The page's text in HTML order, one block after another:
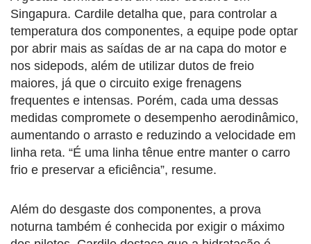
Singapura. Cardile detalha que, para controlar a
temperatura dos componentes, a equipe pode optar
por abrir mais as saídas de ar na capa do motor e
nos sidepods, além de utilizar dutos de freio
maiores, já que o circuito exige frenagens
frequentes e intensas. Porém, cada uma dessas
medidas compromete o desempenho aerodinâmico,
aumentando o arrasto e reduzindo a velocidade em
linha reta. “É uma linha tênue entre manter o carro
frio e preservar a eficiência”, resume.
Além do desgaste dos componentes, a prova
noturna também é conhecida por exigir o máximo